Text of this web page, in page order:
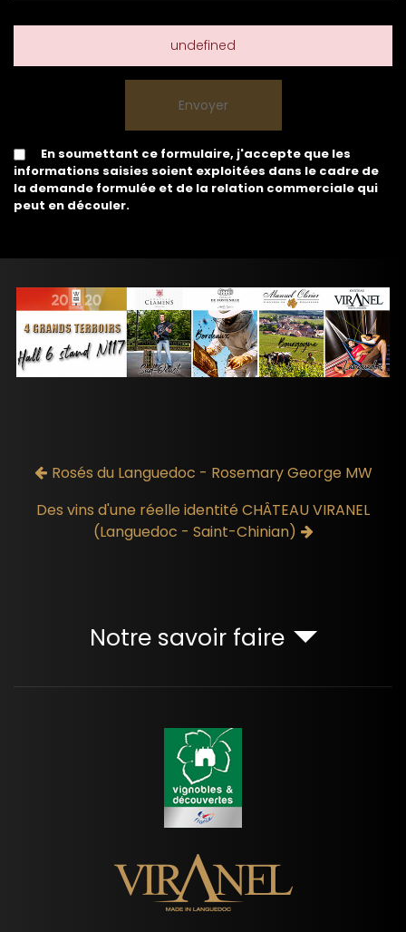
undefined
En soumettant ce formulaire, j'accepte que les
informations saisies soient exploitées dans le cadre de
la demande formulée et de la relation commerciale qui
peut en découler.
Rosés du Languedoc - Rosemary George MW
Des vins d'une réelle identité CHÂTEAU VIRANEL
(Languedoc - Saint-Chinian)
Notre savoir faire